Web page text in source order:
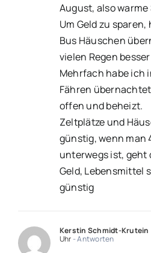
August, also
Um Geld zu
Bus Häuschen
vielen Regen
Mehrfach habe ich
Fähren
offen und beheizt.
Zeltplätze und
günstig, wenn man
unterwegs ist, geht
Geld, Lebensmittel
günstig
Kerstin Schmidt-Krutein
Uhr- Antworten